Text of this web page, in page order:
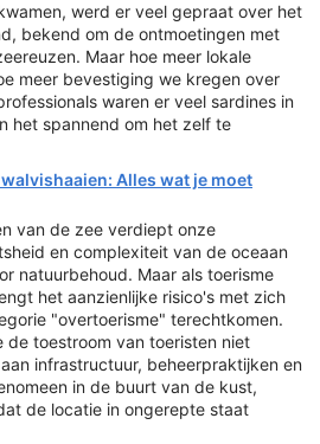
werd er veel gepraat over het
bekend om de ontmoetingen met
Maar hoe meer lokale
meer bevestiging we kregen over
waren er veel sardines in
het spannend om het zelf te
Alles wat je moet
van de zee verdiept onze
en complexiteit van de oceaan
natuurbehoud. Maar als toerisme
het aanzienlijke risico's met zich
"overtoerisme" terechtkomen.
de toestroom van toeristen niet
infrastructuur, beheerpraktijken en
in de buurt van de kust,
de locatie in ongerepte staat